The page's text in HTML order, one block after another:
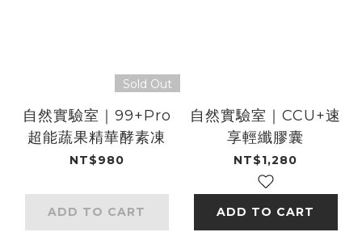
Sold Out
自然實驗室｜99+Pro
超能蔬果精華酵素凍
NT$980
ADD TO CART
自然實驗室｜CCU+速
享輕纖膠囊
NT$1,280
ADD TO CART